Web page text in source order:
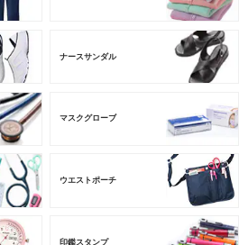
ナースサンダル
マスクグローブ
ウエストポーチ
印鑑スタンプ